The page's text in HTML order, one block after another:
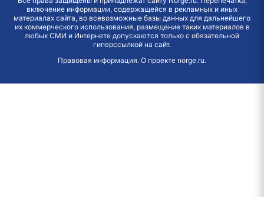
включение информации, содержащейся в рекламных и иных
материалах сайта, во всевозможные базы данных для дальнейшего
их коммерческого использования, размещение таких материалов в
любых СМИ и Интернете допускаются только с обязательной
гиперссылкой на сайт.
Правовая информация. О проекте norge.ru.